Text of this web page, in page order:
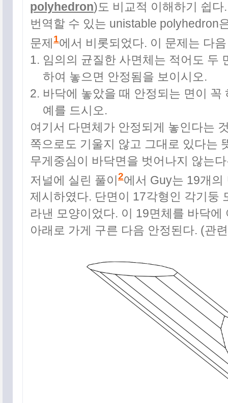
polyhedron)도 비교적 이해하기 쉽
번역할 수 있는 unistable polyhedron
문제 1에서 비롯되었다. 이 문제는 다
임의의 균질한 사면체는 적어도 두
하여 놓으면 안정됨을 보이시오.
바닥에 놓았을 때 안정되는 면이 꼭
예를 드시오.
여기서 다면체가 안정되게 놓인다는
쪽으로도 기울지 않고 그대로 있다는
무게중심이 바닥면을 벗어나지 않는
저널에 실린 풀이2에서 Guy는 19개의
제시하였다. 단면이 17각형인 각기둥
라낸 모양이었다. 이 19면체를 바닥
아래로 가게 구른 다음 안정된다. (관